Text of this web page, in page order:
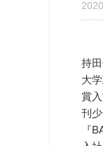
持
大
賞
刊
『